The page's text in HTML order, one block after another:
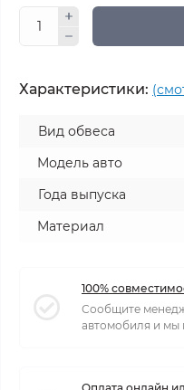
Характеристики:
Вид обвеса
Модель авто
Года выпуска
Материал
100%
Сообщите
автомобиля и мы